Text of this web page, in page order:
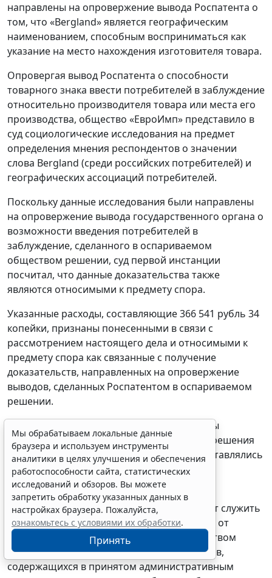
направлены на опровержение вывода Роспатента о
том, что «Bergland» является географическим
наименованием, способным восприниматься как
указание на место нахождения изготовителя товара.
Опровергая вывод Роспатента о способности
товарного знака ввести потребителей в заблуждение
относительно производителя товара или места его
производства, общество «ЕвроИмп» представило в
суд социологические исследования на предмет
определения мнения респондентов о значении
слова Bergland (среди российских потребителей) и
географических ассоциаций потребителей.
Поскольку данные исследования были направлены
на опровержение вывода государственного органа о
возможности введения потребителей в
заблуждение, сделанного в оспариваемом
обществом решении, суд первой инстанции
посчитал, что данные доказательства также
являются относимыми к предмету спора.
Указанные расходы, составляющие 366 541 рубль 34
копейки, признаны понесенными в связи с
рассмотрением настоящего дела и относимыми к
предмету спора как связанные с получение
доказательств, направленных на опровержение
выводов, сделанных Роспатентом в оспариваемом
решении.
Данные доказательства были представлены
обществом только на этапе обжалования решения
Роспатента в судебном порядке и не представлялись
на этапе административной процедуры
рассмотрения возражений третьего лица.
В то же время это обстоятельство не может служить
основанием для освобождения Роспатента от
возмещения расходов, понесенных обществом
«ЕвроИмп» в связи с оспариванием выводов,
содержащихся в принятом административным
Мы обрабатываем локальные данные
браузера и используем инструменты
аналитики в целях улучшения и обеспечения
работоспособности сайта, статистических
исследований и обзоров. Вы можете
запретить обработку указанных данных в
настройках браузера. Пожалуйста,
ознакомьтесь с условиями их обработки.
Принять